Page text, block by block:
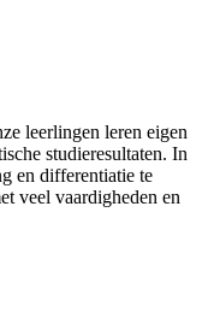
leerlingen leren eigen
studieresultaten. In
en differentiatie te
veel vaardigheden en